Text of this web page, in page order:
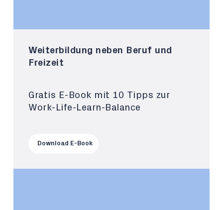
Weiterbildung neben Beruf und
Freizeit
Gratis E-Book mit 10 Tipps zur
Work-Life-Learn-Balance
Download E-Book